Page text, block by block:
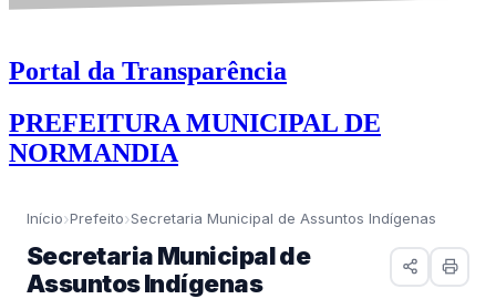
Portal da Transparência
PREFEITURA MUNICIPAL DE
NORMANDIA
Início›Prefeito›Secretaria Municipal de Assuntos Indígenas
Secretaria Municipal de
Assuntos Indígenas